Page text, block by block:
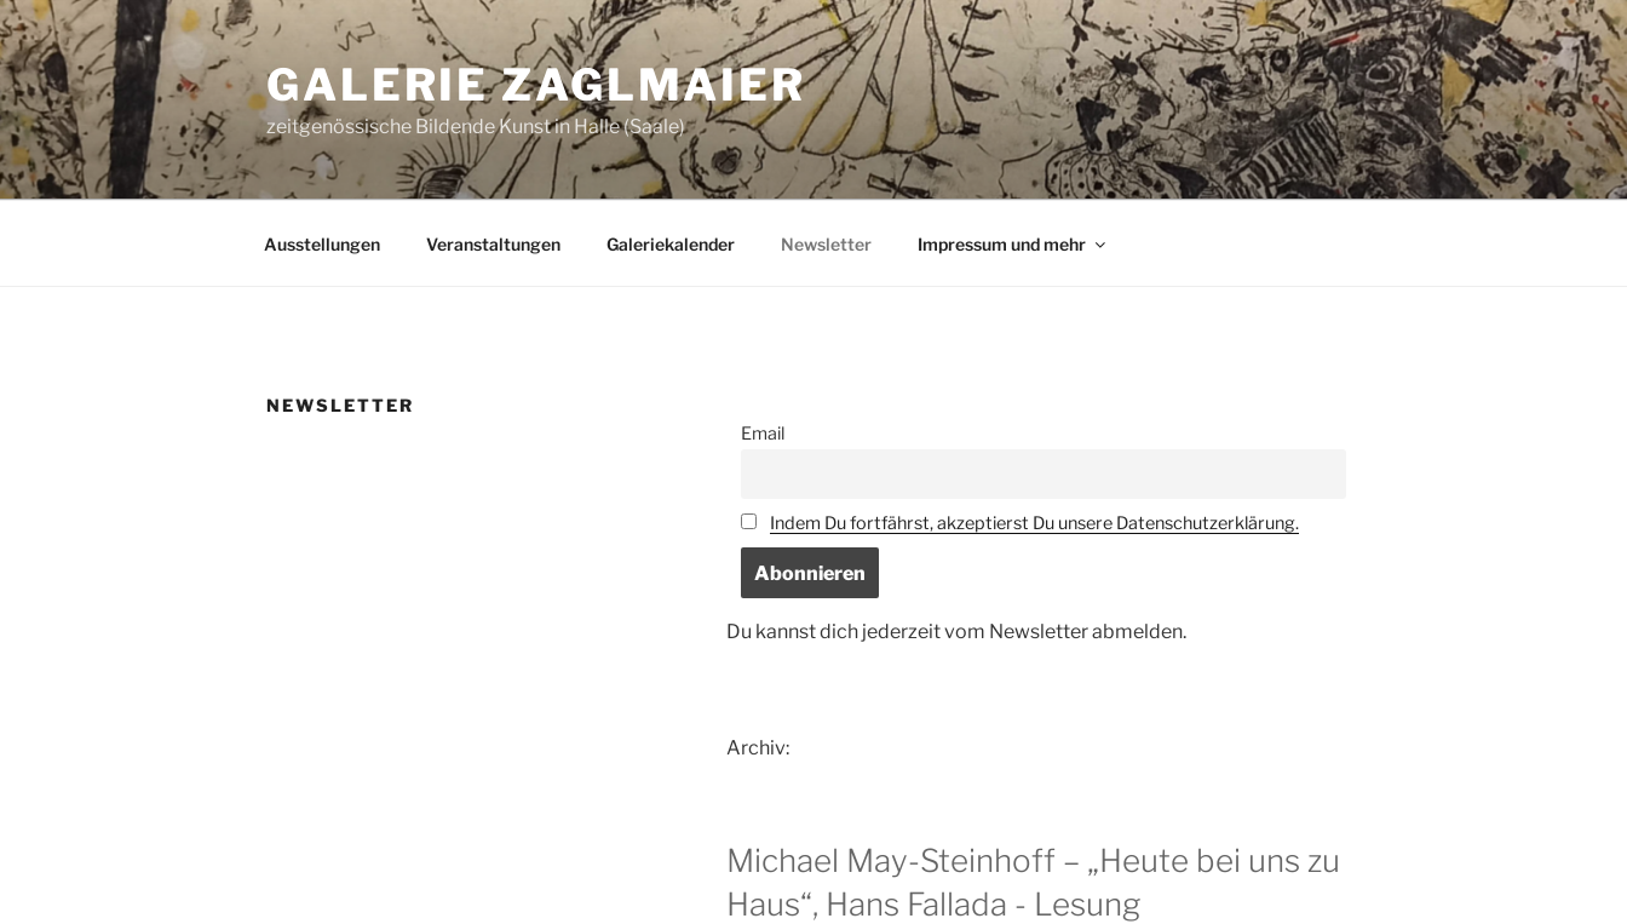
Zum
Inhalt
springen
GALERIE ZAGLMAIER
zeitgenössische Bildende Kunst in Halle (Saale)
Ausstellungen Veranstaltungen Galeriekalender Newsletter Impressum und mehr
NEWSLETTER
Email
Indem Du fortfährst, akzeptierst Du unsere Datenschutzerklärung.
Du kannst dich jederzeit vom Newsletter abmelden.
Archiv:
Michael May-Steinhoff – „Heute bei uns zu
Haus“, Hans Fallada - Lesung